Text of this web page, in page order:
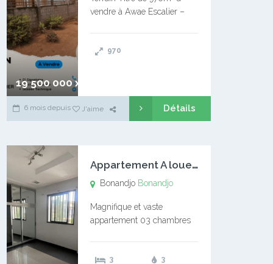
19 500 000 xaf
vendre à Awae Escalier –
l’Université Catholique –
970
6 mois depuis J'aime Détails
A
ppartement A louer Bonandjo
Bonandjo Bonandjo
Magnifique et vaste
appartement 03 chambres
douches 01 vaste salon 01
3
3